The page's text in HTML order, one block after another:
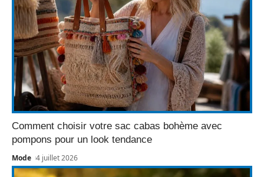
Comment choisir votre sac cabas bohème avec
pompons pour un look tendance
Mode 4 juillet 2026